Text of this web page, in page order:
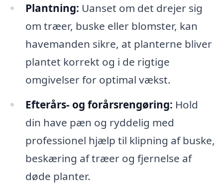
Plantning: Uanset om det drejer sig
om træer, buske eller blomster, kan
havemanden sikre, at planterne bliver
plantet korrekt og i de rigtige
omgivelser for optimal vækst.
Efterårs- og forårsrengøring: Hold
din have pæn og ryddelig med
professionel hjælp til klipning af buske,
beskæring af træer og fjernelse af
døde planter.